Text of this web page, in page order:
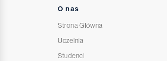
O nas
Strona Główna
Uczelnia
Studenci